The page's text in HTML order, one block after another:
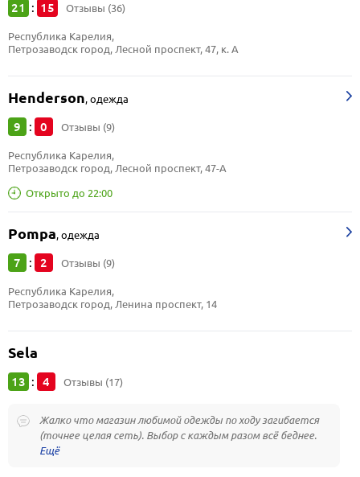
21 : 15 Отзывы (36)
Республика Карелия,
Петрозаводск город, Лесной проспект, 47, к. А
Henderson,одежда
9 : 0 Отзывы (9)
Открыто до 22:00
Республика Карелия,
Петрозаводск город, Лесной проспект, 47-А
Pompa,одежда
7 : 2 Отзывы (9)
Республика Карелия,
Петрозаводск город, Ленина проспект, 14
Sela
13 : 4 Отзывы (17)
Жалко что магазин любимой одежды по ходу загибается
(точнее целая сеть). Выбор с каждым разом всё беднее.